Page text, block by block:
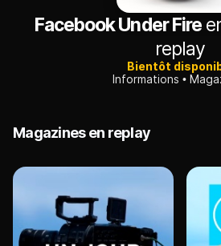
Facebook Under Fire
replay
Bientôt
Informations
Magazines en replay